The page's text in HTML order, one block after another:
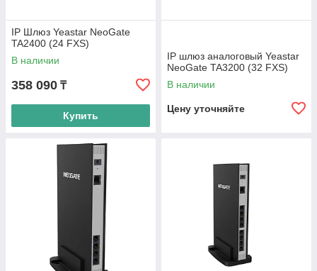
IP Шлюз Yeastar NeoGate
TA2400 (24 FXS)
В наличии
358 090 ₸
Купить
IP шлюз аналоговый Yeastar
NeoGate TA3200 (32 FXS)
В наличии
Цену уточняйте